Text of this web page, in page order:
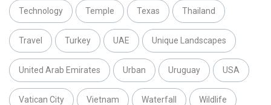
Technology Temple Texas Thailand
Travel Turkey UAE Unique Landscapes
United Arab Emirates Urban Uruguay USA
Vatican City Vietnam Waterfall Wildlife